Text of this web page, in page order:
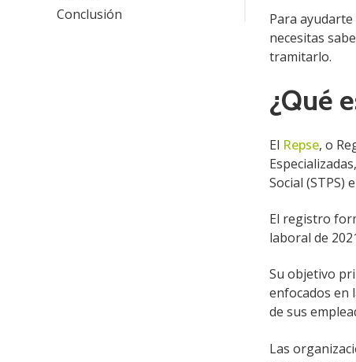
Conclusión
Para
necesitas
tramitarlo.
¿Qué
El Repse, o
Social (STPS)
El registro
laboral de
Su objetivo
enfocados en
de sus
Las